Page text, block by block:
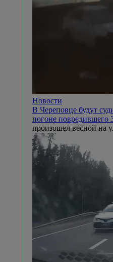
Новости
В Череповце будут
погоне
произошел весной на